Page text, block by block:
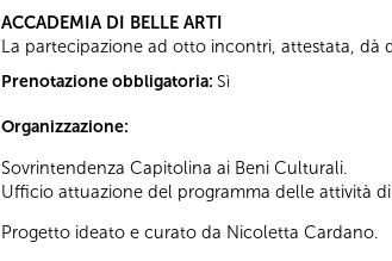
ACCADEMIA DI BELLE ARTI
La partecipazione ad otto incontri, attestata,
Prenotazione obbligatoria: Sì
Organizzazione:
Sovrintendenza Capitolina ai Beni Culturali.
Ufficio attuazione del programma delle attività
Progetto ideato e curato da Nicoletta Cardano.